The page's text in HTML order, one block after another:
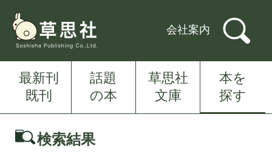
会社案内
最新刊
既刊
話題
の本
草思社
文庫
本を
探す
検索結果